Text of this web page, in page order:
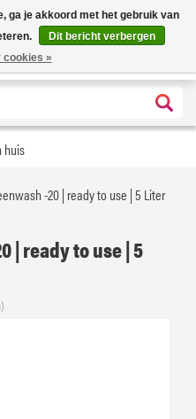
korting op gehele assortiment
''verfrissend''
X
huis
-20 | ready to use | 5 Liter
| ready to use | 5
ga je akkoord met het gebruik van
Dit bericht verbergen
cookies »